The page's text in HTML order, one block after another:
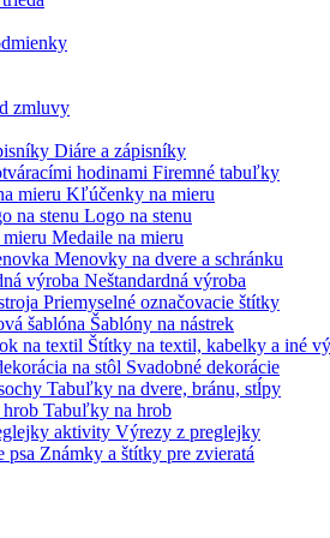
zmluvy
Diáre a zápisníky
Firemné tabuľky
Kľúčenky na mieru
Logo na stenu
Medaile na mieru
Menovky na dvere a schránku
Neštandardná výroba
Priemyselné označovacie štítky
Šablóny na nástrek
Štítky na textil, kabelky a iné
Svadobné dekorácie
Tabuľky na dvere, bránu, stĺpy
Tabuľky na hrob
Výrezy z preglejky
Známky a štítky pre zvieratá